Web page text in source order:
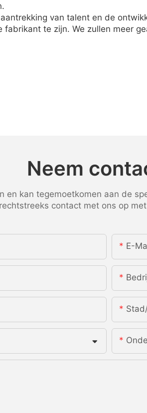
van talent en de
fabrikant te zijn. We zullen meer
Neem
en kan tegemoetkomen aan de
rechtstreeks contact met ons op
E-